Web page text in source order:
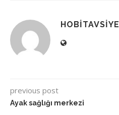
HOBITAVSIYE
previous post
Ayak sağlığı merkezi